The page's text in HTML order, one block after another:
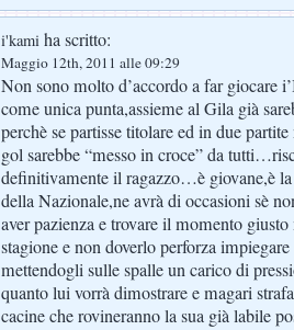
i'kami ha scritto:
Maggio 12th, 2011 alle 09:29
Non sono molto d’accordo a far giocare
come unica punta,assieme al Gila già
perchè se partisse titolare ed in due
gol sarebbe “messo in croce” da
definitivamente il ragazzo…è giovane,è
della Nazionale,ne avrà di occasioni sè
aver pazienza e trovare il momento
stagione e non doverlo perforza
mettendogli sulle spalle un carico di
quanto lui vorrà dimostrare e magari
cacine che rovineranno la sua già labile